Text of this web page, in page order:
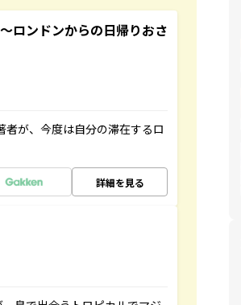
ロンドンからの日帰りおさ
が、今度は自分の滞在するロ
詳細を見る